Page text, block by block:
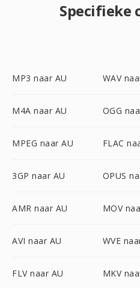
Specifieke
MP3 naar AU WAV
M4A naar AU OGG
MPEG naar AU FLAC
3GP naar AU OPUS
AMR naar AU MOV
AVI naar AU WVE
FLV naar AU MKV